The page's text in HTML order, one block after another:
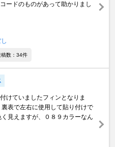
ードのものがあって助かりまし
稿数：34件
けていましたフィンとなりま
表で左右に使用して貼り付けで
見えますが、０８９カラーなん